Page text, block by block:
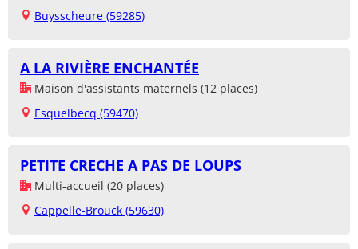
Buysscheure (59285)
A LA RIVIÈRE ENCHANTÉE
Maison d'assistants maternels (12 places)
Esquelbecq (59470)
PETITE CRECHE A PAS DE LOUPS
Multi-accueil (20 places)
Cappelle-Brouck (59630)